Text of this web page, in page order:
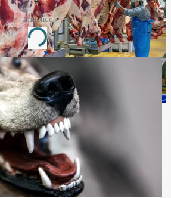
Annonce
Loading...